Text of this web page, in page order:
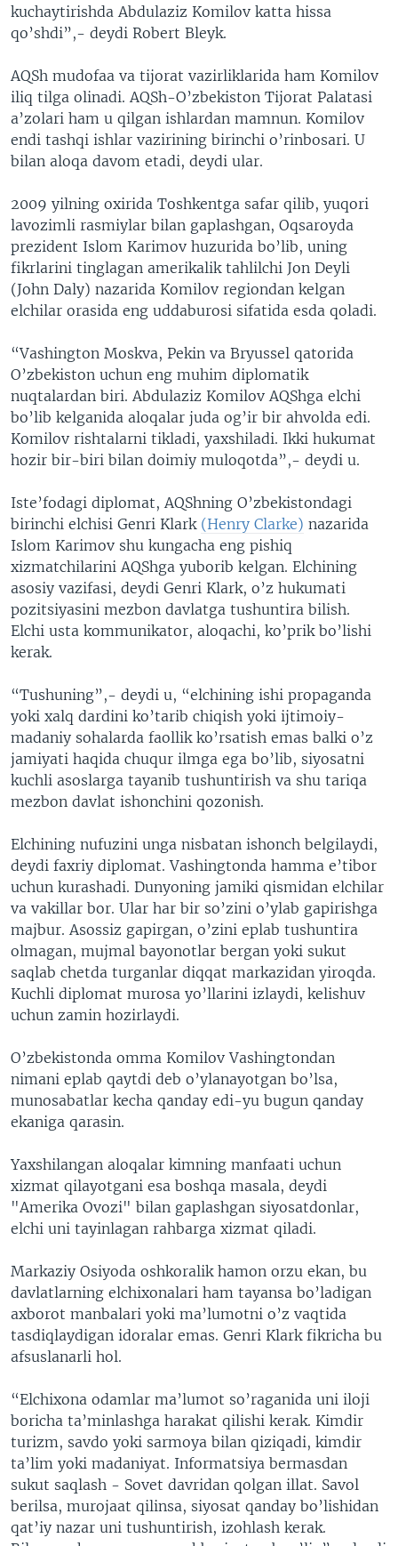
kuchaytirishda Abdulaziz Komilov katta hissa
qo’shdi”,- deydi Robert Bleyk.
AQSh mudofaa va tijorat vazirliklarida ham Komilov
iliq tilga olinadi. AQSh-O’zbekiston Tijorat Palatasi
a’zolari ham u qilgan ishlardan mamnun. Komilov
endi tashqi ishlar vazirining birinchi o’rinbosari. U
bilan aloqa davom etadi, deydi ular.
2009 yilning oxirida Toshkentga safar qilib, yuqori
lavozimli rasmiylar bilan gaplashgan, Oqsaroyda
prezident Islom Karimov huzurida bo’lib, uning
fikrlarini tinglagan amerikalik tahlilchi Jon Deyli
(John Daly) nazarida Komilov regiondan kelgan
elchilar orasida eng uddaburosi sifatida esda qoladi.
“Vashington Moskva, Pekin va Bryussel qatorida
O’zbekiston uchun eng muhim diplomatik
nuqtalardan biri. Abdulaziz Komilov AQShga elchi
bo’lib kelganida aloqalar juda og’ir bir ahvolda edi.
Komilov rishtalarni tikladi, yaxshiladi. Ikki hukumat
hozir bir-biri bilan doimiy muloqotda”,- deydi u.
Iste’fodagi diplomat, AQShning O’zbekistondagi
birinchi elchisi Genri Klark (Henry Clarke) nazarida
Islom Karimov shu kungacha eng pishiq
xizmatchilarini AQShga yuborib kelgan. Elchining
asosiy vazifasi, deydi Genri Klark, o’z hukumati
pozitsiyasini mezbon davlatga tushuntira bilish.
Elchi usta kommunikator, aloqachi, ko’prik bo’lishi
kerak.
“Tushuning”,- deydi u, “elchining ishi propaganda
yoki xalq dardini ko’tarib chiqish yoki ijtimoiy-
madaniy sohalarda faollik ko’rsatish emas balki o’z
jamiyati haqida chuqur ilmga ega bo’lib, siyosatni
kuchli asoslarga tayanib tushuntirish va shu tariqa
mezbon davlat ishonchini qozonish.
Elchining nufuzini unga nisbatan ishonch belgilaydi,
deydi faxriy diplomat. Vashingtonda hamma e’tibor
uchun kurashadi. Dunyoning jamiki qismidan elchilar
va vakillar bor. Ular har bir so’zini o’ylab gapirishga
majbur. Asossiz gapirgan, o’zini eplab tushuntira
olmagan, mujmal bayonotlar bergan yoki sukut
saqlab chetda turganlar diqqat markazidan yiroqda.
Kuchli diplomat murosa yo’llarini izlaydi, kelishuv
uchun zamin hozirlaydi.
O’zbekistonda omma Komilov Vashingtondan
nimani eplab qaytdi deb o’ylanayotgan bo’lsa,
munosabatlar kecha qanday edi-yu bugun qanday
ekaniga qarasin.
Yaxshilangan aloqalar kimning manfaati uchun
xizmat qilayotgani esa boshqa masala, deydi
"Amerika Ovozi" bilan gaplashgan siyosatdonlar,
elchi uni tayinlagan rahbarga xizmat qiladi.
Markaziy Osiyoda oshkoralik hamon orzu ekan, bu
davlatlarning elchixonalari ham tayansa bo’ladigan
axborot manbalari yoki ma’lumotni o’z vaqtida
tasdiqlaydigan idoralar emas. Genri Klark fikricha bu
afsuslanarli hol.
“Elchixona odamlar ma’lumot so’raganida uni iloji
boricha ta’minlashga harakat qilishi kerak. Kimdir
turizm, savdo yoki sarmoya bilan qiziqadi, kimdir
ta’lim yoki madaniyat. Informatsiya bermasdan
sukut saqlash - Sovet davridan qolgan illat. Savol
berilsa, murojaat qilinsa, siyosat qanday bo’lishidan
qat’iy nazar uni tushuntirish, izohlash kerak.